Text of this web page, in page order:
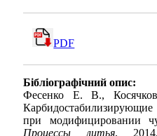
PDF
Бібліографічний опис:
Фесенко Е. В.,
при модифицировании
Процессы литья.